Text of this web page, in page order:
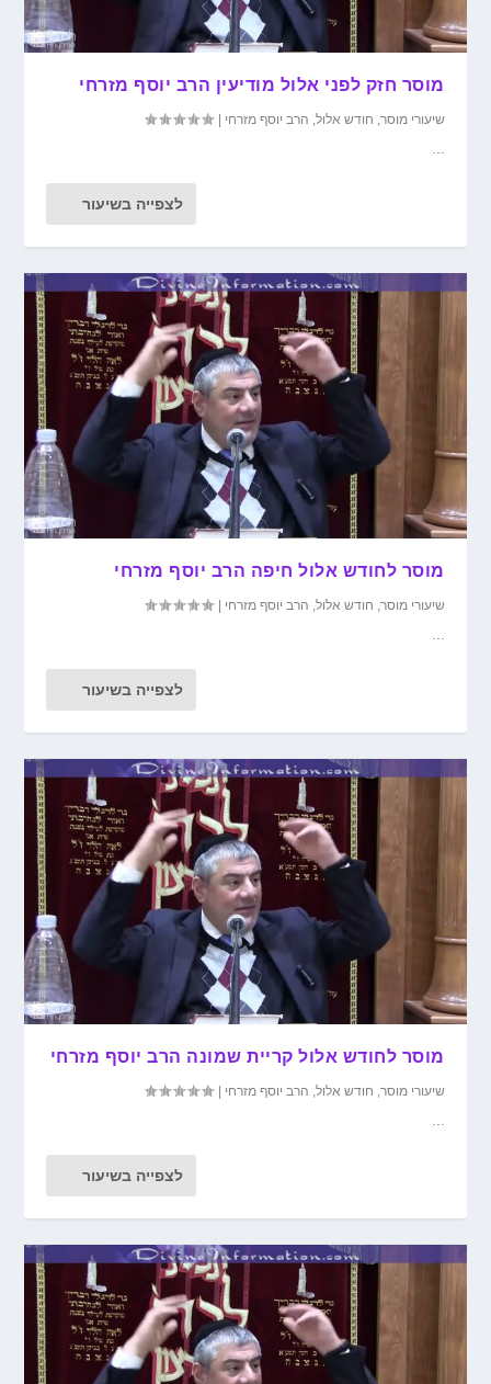
מוסר חזק לפני אלול מודיעין הרב יוסף מזרחי
שיעורי מוסר, חודש אלול, הרב יוסף מזרחי |
...
לצפייה בשיעור
מוסר לחודש אלול חיפה הרב יוסף מזרחי
שיעורי מוסר, חודש אלול, הרב יוסף מזרחי |
לצפייה בשיעור
מוסר לחודש אלול קריית שמונה הרב יוסף מזרחי
שיעורי מוסר, חודש אלול, הרב יוסף מזרחי |
לצפייה בשיעור